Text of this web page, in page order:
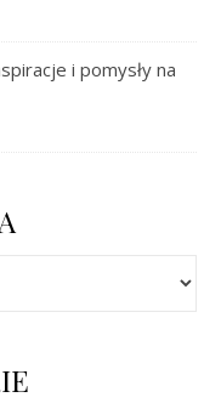
i pomysły na